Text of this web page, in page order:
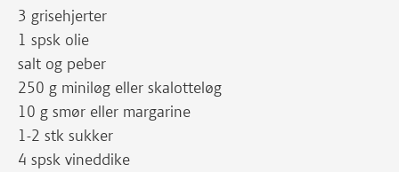
3 grisehjerter
1 spsk olie
salt og peber
250 g miniløg eller skalotteløg
10 g smør eller margarine
1-2 stk sukker
4 spsk vineddike